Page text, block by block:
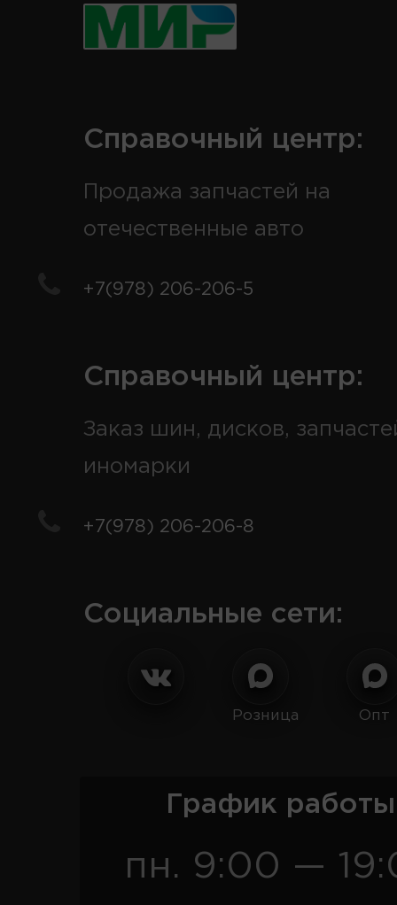
Справочный центр:
Продажа запчастей на
отечественные авто
+7(978) 206-206-5
Справочный центр:
Заказ шин, дисков,
иномарки
+7(978) 206-206-8
Социальные сети:
Розница Опт
График
пн. 9:00 —